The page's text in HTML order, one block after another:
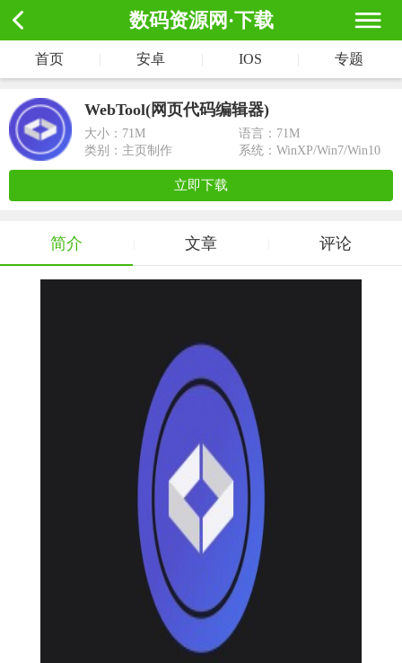
数码资源网·下载
首页 安卓 IOS 专题
WebTool(网页代码编辑器)
大小： 71M
语言：71M
类别：主页制作
系统：WinXP/Win7/Win10
立即下载
简介 文章 评论